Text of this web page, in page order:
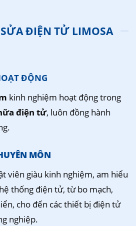
ĐIỆN TỬ LIMOSA
ĐỘNG
kinh nghiệm hoạt động trong
điện tử, luôn đồng hành
MÔN
viên giàu kinh nghiệm, am hiểu
thống điện tử, từ bo mạch,
cho đến các thiết bị điện tử
nghiệp.